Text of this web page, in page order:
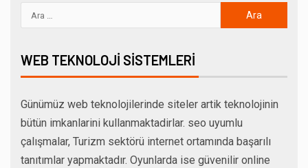
WEB TEKNOLOJI SISTEMLERI
Günümüz web teknolojilerinde siteler artik teknolojinin
bütün imkanlarini kullanmaktadirlar. seo uyumlu
çalışmalar, Turizm sektörü internet ortamında başarılı
tanıtımlar yapmaktadır. Oyunlarda ise güvenilir online